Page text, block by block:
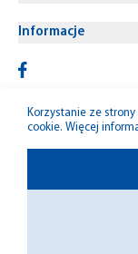
Korzystanie ze
cookie. Więcej
Informacje